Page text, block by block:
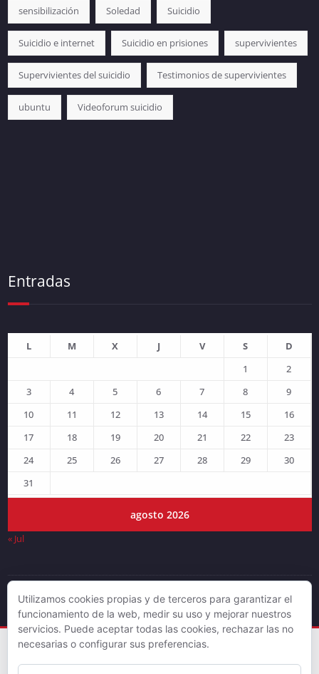
sensibilización Soledad Suicidio
Suicidio e internet Suicidio en prisiones supervivientes
Supervivientes del suicidio Testimonios de supervivientes
ubuntu Videoforum suicidio
Entradas
agosto 2026
L M X J V S
D
1
2
3
4 5 6 7 8
9
10
11 12 13 14 15
16
17
18 19 20 21 22
23
24
25 26 27 28 29
30
31
« Jul
© DJLV 2019
Utilizamos cookies propias y de terceros para garantizar el
funcionamiento de la web, medir su uso y mejorar nuestros
servicios. Puede aceptar todas las cookies, rechazar las no
necesarias o configurar sus preferencias.